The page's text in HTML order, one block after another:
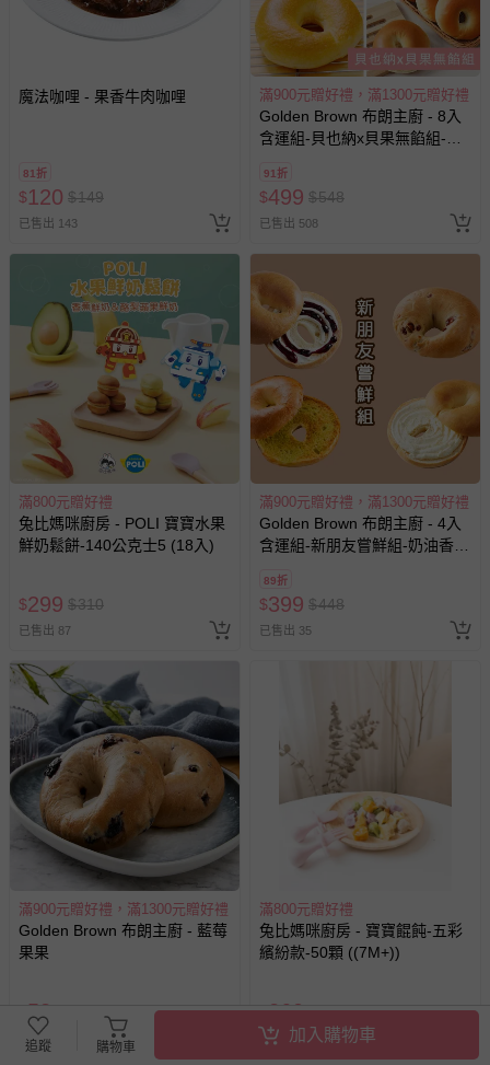
魔法咖哩 - 果香牛肉咖哩
81折
$120 $149
已售出 143
滿900元贈好禮，滿1300元贈好禮
Golden Brown 布朗主廚 - 8入
含運組-貝也納x貝果無餡組-貝
金x2+義式可可x2+脆皮起司x2)
91折
$499 $548
已售出 508
滿800元贈好禮
兔比媽咪廚房 - POLI 寶寶水果
鮮奶鬆餅-140公克士5 (18入)
$299 $310
已售出 87
滿900元贈好禮，滿1300元贈好禮
Golden Brown 布朗主廚 - 4入
含運組-新朋友嘗鮮組-奶油香蒜
莓果果*1 + 貝也納-經典奶糖*1
89折
$399 $448
已售出 35
滿900元贈好禮，滿1300元贈好禮
Golden Brown 布朗主廚 - 藍莓
果果
58
已售出 165
滿800元贈好禮
兔比媽咪廚房 - 寶寶餛飩-五彩
繽紛款-50顆 ((7M+))
$260 $270
已售出 692
追蹤 購物車
加入購物車